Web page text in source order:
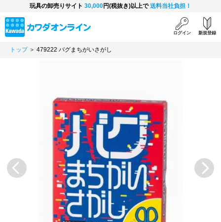
玩具の卸売りサイト 30,000円(税抜き)以上で送料当社負担！
ログイン 新規登録
トップ＞ 479222 バグまちがいさがし